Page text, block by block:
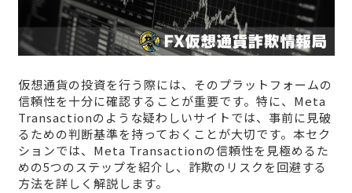
仮想通貨の投資を行う際には、そのプラットフォームの
信頼性を十分に確認することが重要です。特に、Meta
Transactionのような疑わしいサイトでは、事前に見破
るための判断基準を持っておくことが大切です。本セク
ションでは、Meta Transactionの信頼性を見極めるた
めの5つのステップを紹介し、詐欺のリスクを回避する
方法を詳しく解説します。